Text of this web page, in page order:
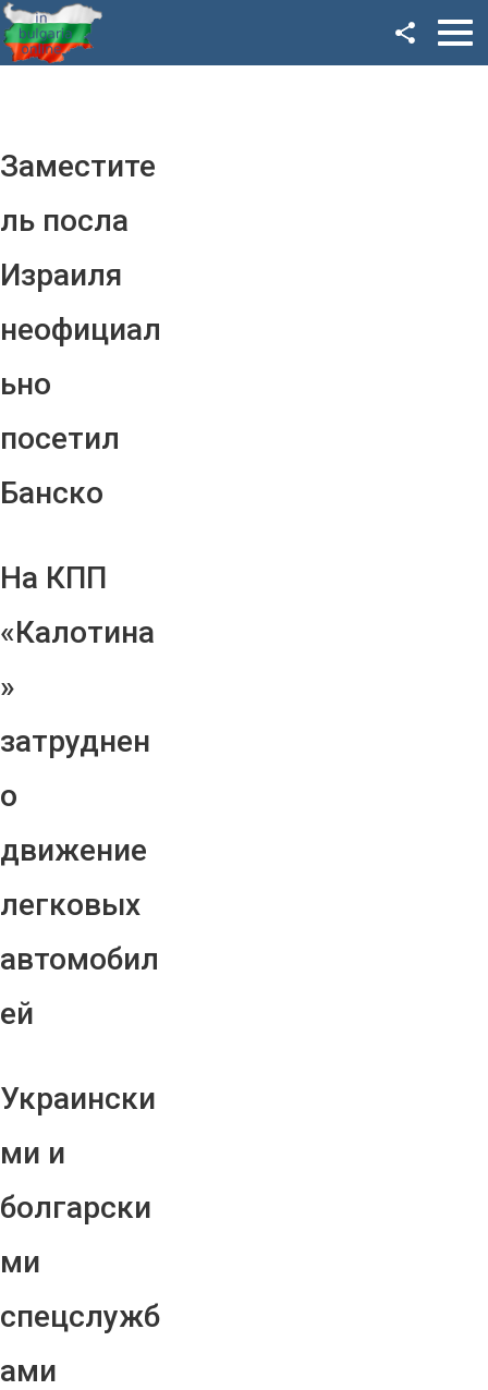
Заместите
ль посла
Израиля
неофициал
ьно
посетил
Банско
На КПП
«Калотина
»
затруднен
о
движение
легковых
автомобил
ей
Украински
ми и
болгарски
ми
спецслужб
ами